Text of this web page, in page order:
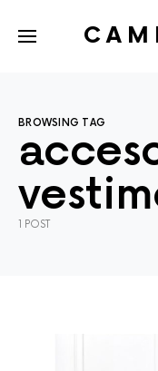
BROWSING TAG
1 POST